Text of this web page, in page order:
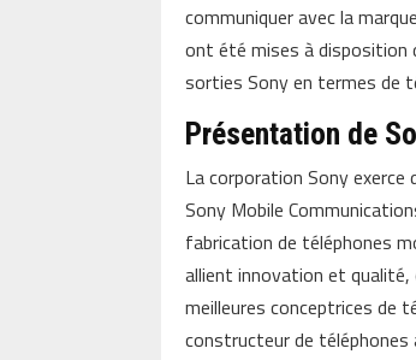
communiquer avec la
ont été mises à disposition
sorties Sony en termes de
Présentation de
La corporation Sony exerce
Sony Mobile
fabrication de téléphones
allient innovation et qualité,
meilleures conceptrices de
constructeur de téléphones